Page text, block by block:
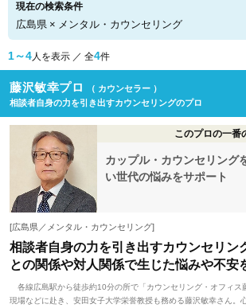
現在の検索条件
広島県 × メンタル・カウンセリング
1～4人を表示 ／ 全4件
藤沢敏幸プロ
（ カウンセラー ）
相談者自身の力を引き出すカウンセリングのプロ
このプロの一番
カップル・カウンセリング
い世代の悩みをサポート
[広島県／メンタル・カウンセリング]
相談者自身の力を引き出すカウンセリン
との関係や対人関係で生じた悩みや不安
各線広島駅から徒歩約10分の所で「カウンセリング・オフィス
現場などに赴き、安田女子大学栄誉教授も務める藤沢敏幸さん。